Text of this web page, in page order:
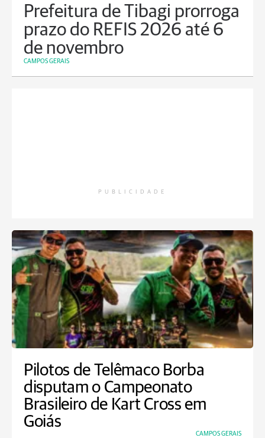
Prefeitura de Tibagi prorroga
prazo do REFIS 2026 até 6
de novembro
CAMPOS GERAIS
PUBLICIDADE
Pilotos de Telêmaco Borba
disputam o Campeonato
Brasileiro de Kart Cross em
Goiás
CAMPOS GERAIS